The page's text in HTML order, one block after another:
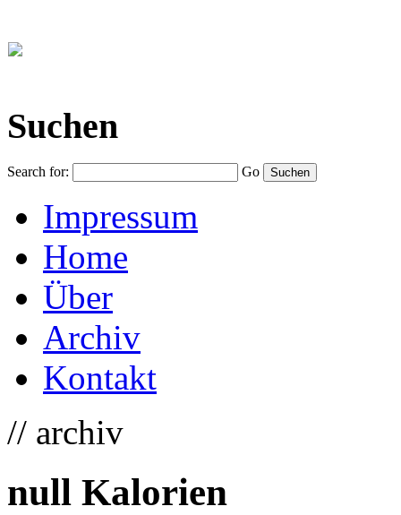
Suchen
Search for: Go
Impressum
Home
Über
Archiv
Kontakt
// archiv
null Kalorien